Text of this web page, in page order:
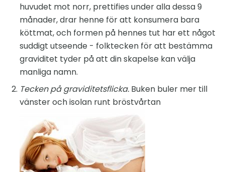
huvudet mot norr, prettifies under alla dessa 9
månader, drar henne för att konsumera bara
köttmat, och formen på hennes tut har ett något
suddigt utseende - folktecken för att bestämma
graviditet tyder på att din skapelse kan välja
manliga namn.
Tecken på graviditetsflicka. Buken buler mer till
vänster och isolan runt bröstvårtan